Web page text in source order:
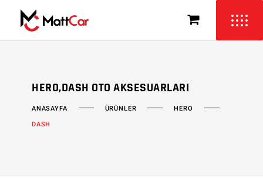
HERO,DASH OTO AKSESUARLARI
ANASAYFA ÜRÜNLER
HERO
DASH